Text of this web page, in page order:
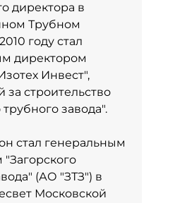
директора в
Трубном
году стал
директором
Инвест",
строительство
трубного завода".
стал генеральным
(АО "ЗТЗ") в
Московской